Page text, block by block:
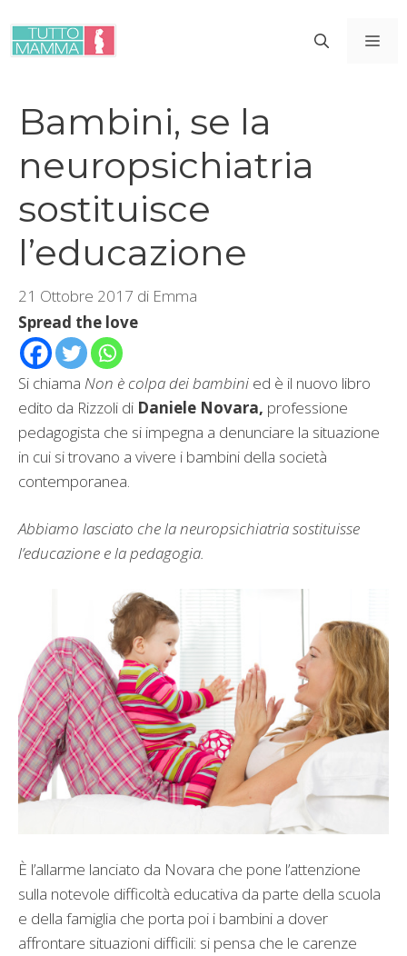
contenuto
Bambini, se la
neuropsichiatria
sostituisce
l’educazione
21 Ottobre 2017 di Emma
Spread the love
Si chiama Non è colpa dei bambini ed è il nuovo libro
edito da Rizzoli di Daniele Novara, professione
pedagogista che si impegna a denunciare la situazione
in cui si trovano a vivere i bambini della società
contemporanea.
Abbiamo lasciato che la neuropsichiatria sostituisse
l’educazione e la pedagogia.
È l’allarme lanciato da Novara che pone l’attenzione
sulla notevole difficoltà educativa da parte della scuola
e della famiglia che porta poi i bambini a dover
affrontare situazioni difficili: si pensa che le carenze